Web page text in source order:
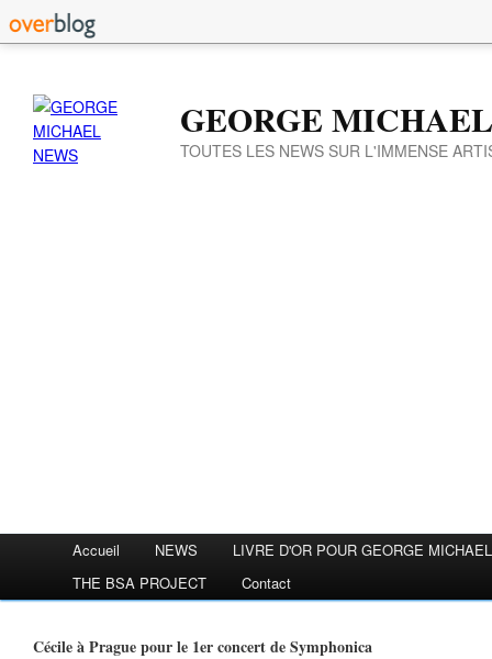
GEORGE
TOUTES LES NEWS SUR L'IMMENSE
Accueil NEWS
LIVRE D'OR POUR GEORGE MICHAEL
THE BSA PROJECT
Contact
Cécile à Prague pour le 1er concert de Symphonica